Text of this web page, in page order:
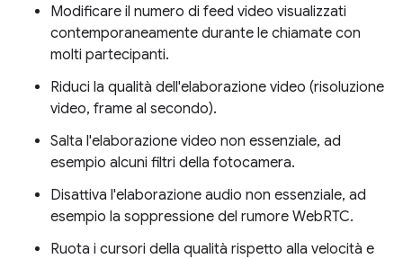
Modificare il numero di feed video visualizzati
contemporaneamente durante le chiamate con
molti partecipanti.
Riduci la qualità dell'elaborazione video (risoluzione
video, frame al secondo).
Salta l'elaborazione video non essenziale, ad
esempio alcuni filtri della fotocamera.
Disattiva l'elaborazione audio non essenziale, ad
esempio la soppressione del rumore WebRTC.
Ruota i cursori della qualità rispetto alla velocità e